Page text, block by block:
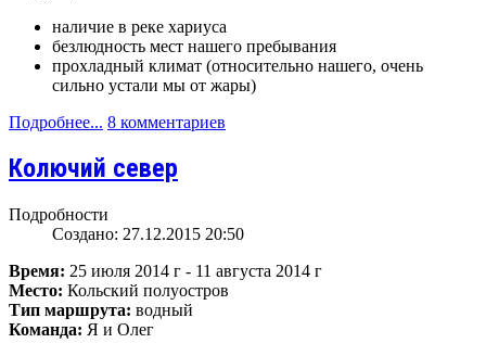
наличие в реке хариуса
безлюдность мест нашего пребывания
прохладный климат (относительно нашего, очень
сильно устали мы от жары)
Подробнее... 8 комментариев
Колючий север
Подробности
Создано: 27.12.2015 20:50
Время: 25 июля 2014 г - 11 августа 2014 г
Место: Кольский полуостров
Тип маршрута: водный
Команда: Я и Олег